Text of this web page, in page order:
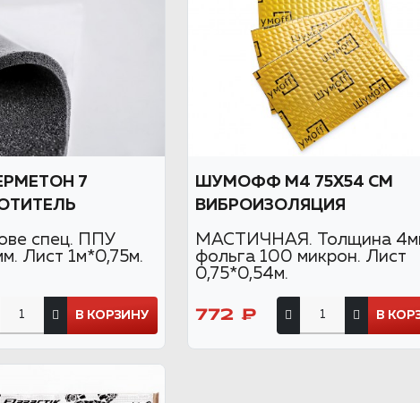
7
спец. ППУ
Лист 1м*0,75м.
В КОРЗИНУ
ШУМОФФ М4 75Х54 СМ
ВИБРОИЗОЛЯЦИЯ
МАСТИЧНАЯ. Толщина
фольга 100 микрон. Лист
0,75*0,54м.
772 ₽ В